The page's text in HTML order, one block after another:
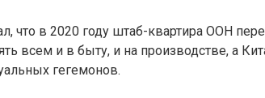
что в 2020 году штаб-квартира ООН
всем и в быту, и на производстве, а
гегемонов.